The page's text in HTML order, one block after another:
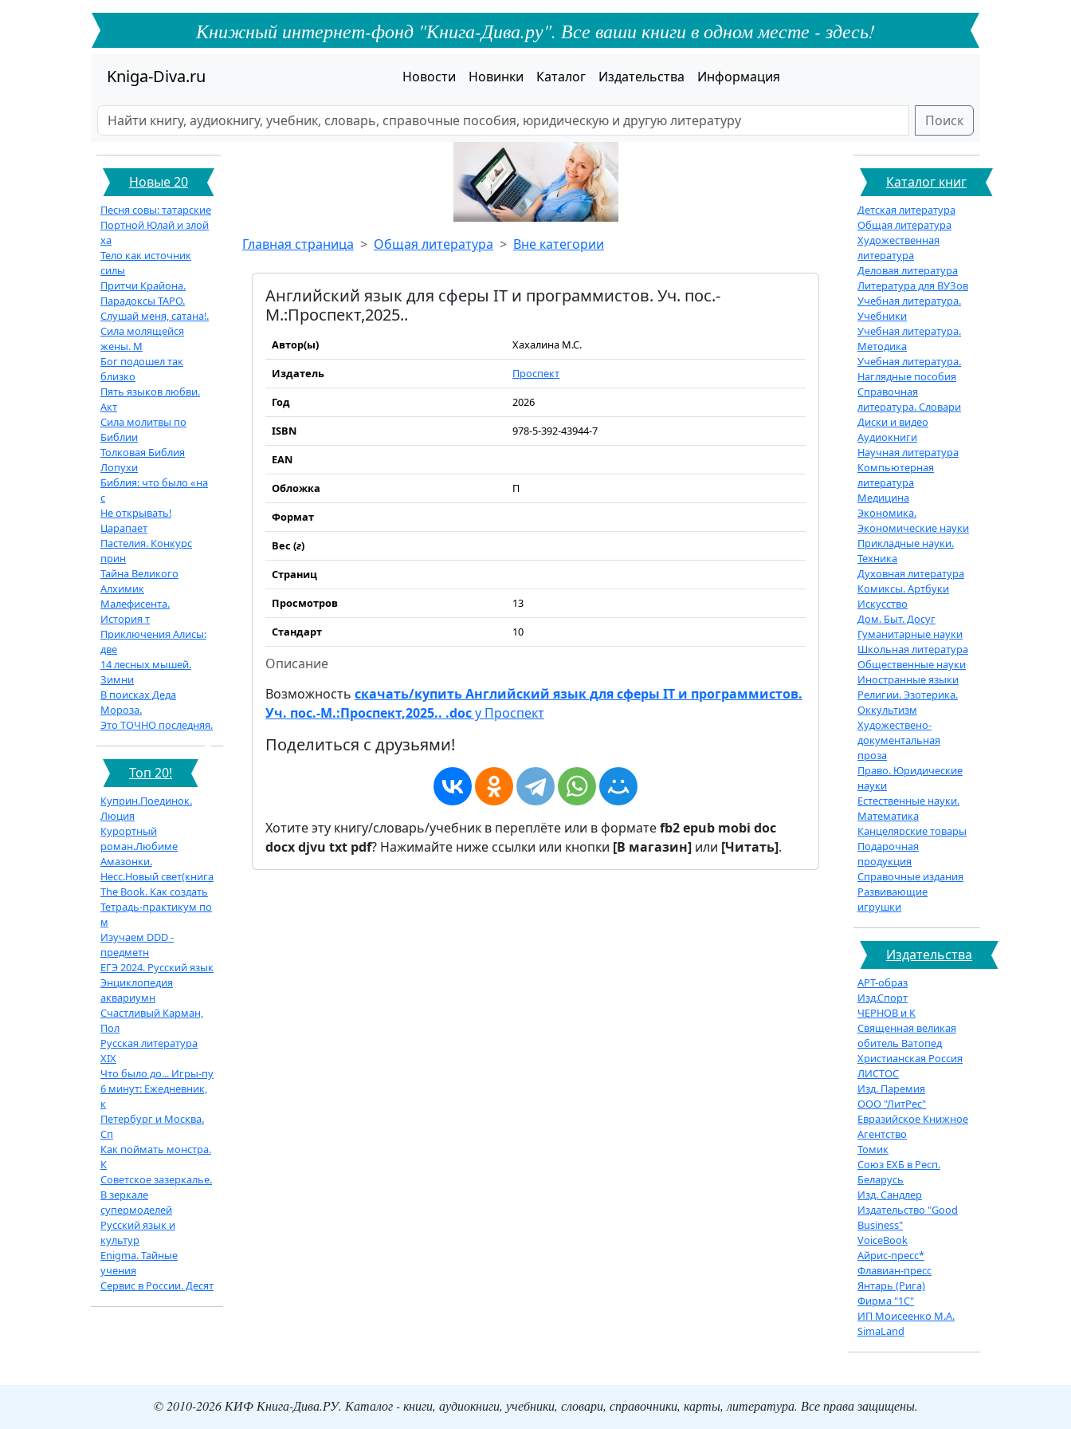
Книжный интернет-фонд "Книга-Дива.ру". Все ваши книги в одном месте - здесь!
Kniga-Diva.ru Новости Новинки Каталог Издательства Информация
Поиск
Новые 20
Песня совы: татарские
Портной Юлай и злой
ха
Тело как источник
силы
Притчи Крайона.
Парадоксы ТАРО.
Слушай меня, сатана!.
Сила молящейся
жены. М
Бог подошел так
близко
Пять языков любви.
Акт
Сила молитвы по
Библии
Толковая Библия
Лопухи
Библия: что было «на
с
Не открывать!
Царапает
Пастелия. Конкурс
прин
Тайна Великого
Алхимик
Малефисента.
История т
Приключения Алисы:
две
14 лесных мышей.
Зимни
В поисках Деда
Мороза.
Это ТОЧНО последняя.
Топ 20!
Куприн.Поединок.
Люция
Курортный
роман.Любиме
Амазонки.
Несс.Новый свет(книга
The Book. Как создать
Тетрадь-практикум по
м
Изучаем DDD -
предметн
ЕГЭ 2024. Русский язык
Энциклопедия
аквариумн
Счастливый Карман,
Пол
Русская литература
XIX
Что было до... Игры-пу
6 минут: Ежедневник,
к
Петербург и Москва.
Сп
Как поймать монстра.
К
Советское зазеркалье.
В зеркале
супермоделей
Русский язык и
культур
Enigma. Тайные
учения
Сервис в России. Десят
Главная страница Общая литература Вне категории
Английский язык для сферы IT и программистов. Уч. пос.-
М.:Проспект,2025..
Автор(ы)
Хахалина М.С.
Издатель
Проспект
Год
2026
ISBN
978-5-392-43944-7
EAN
Обложка
П
Формат
Вес (г)
Страниц
Просмотров
13
Стандарт
10
Описание
Возможность скачать/купить Английский язык для сферы IT и программистов.
Уч. пос.-М.:Проспект,2025.. .docу Проспект
Поделиться с друзьями!
Хотите эту книгу/словарь/учебник в переплёте или в форматеfb2epub mobi doc
docxdjvu txt pdf? Нажимайте ниже ссылки или кнопки [В магазин] или [Читать].
Каталог книг
Детская литература
Общая литература
Художественная
литература
Деловая литература
Литература для ВУЗов
Учебная литература.
Учебники
Учебная литература.
Методика
Учебная литература.
Наглядные пособия
Справочная
литература. Словари
Диски и видео
Аудиокниги
Научная литература
Компьютерная
литература
Медицина
Экономика.
Экономические науки
Прикладные науки.
Техника
Духовная литература
Комиксы. Артбуки
Искусство
Дом. Быт. Досуг
Гуманитарные науки
Школьная литература
Общественные науки
Иностранные языки
Религии. Эзотерика.
Оккультизм
Художествено-
документальная
проза
Право. Юридические
науки
Естественные науки.
Математика
Канцелярские товары
Подарочная
продукция
Справочные издания
Развивающие
игрушки
Издательства
АРТ-образ
Изд.Спорт
ЧЕРНОВ и К
Священная великая
обитель Ватопед
Христианская Россия
ЛИСТОС
Изд. Паремия
ООО "ЛитРес"
Евразийское Книжное
Агентство
Томик
Союз ЕХБ в Респ.
Беларусь
Изд. Сандлер
Издательство "Good
Business"
VoiceBook
Айрис-пресс*
Флавиан-пресс
Янтарь (Рига)
Фирма "1С"
ИП Моисеенко М.А.
SimaLand
© 2010-2026 КИФ Книга-Дива.РУ. Каталог - книги, аудиокниги, учебники, словари, справочники, карты, литература. Все права защищены.